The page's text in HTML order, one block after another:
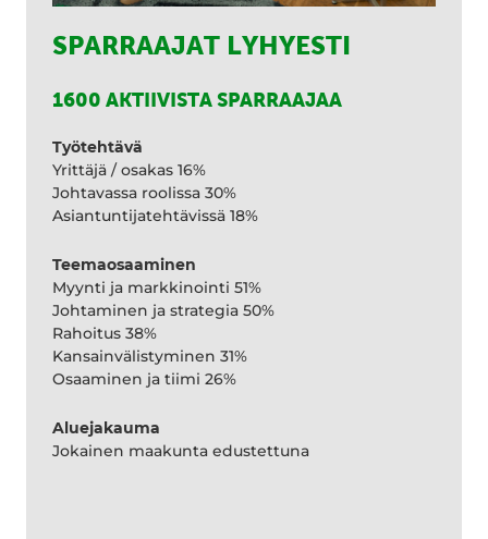
SPARRAAJAT LYHYESTI
1600 AKTIIVISTA SPARRAAJAA
Työtehtävä
Yrittäjä / osakas 16%
Johtavassa roolissa 30%
Asiantuntijatehtävissä 18%
Teemaosaaminen
Myynti ja markkinointi 51%
Johtaminen ja strategia 50%
Rahoitus 38%
Kansainvälistyminen 31%
Osaaminen ja tiimi 26%
Aluejakauma
Jokainen maakunta edustettuna